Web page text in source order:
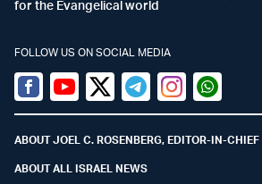
for the Evangelical world
FOLLOW US ON SOCIAL MEDIA
Facebook
YoutubeTwitter (X)
TelegramInstagramWhatsapp
ABOUT JOEL C. ROSENBERG, EDITOR-IN-CHIEF
ABOUT ALL ISRAEL NEWS